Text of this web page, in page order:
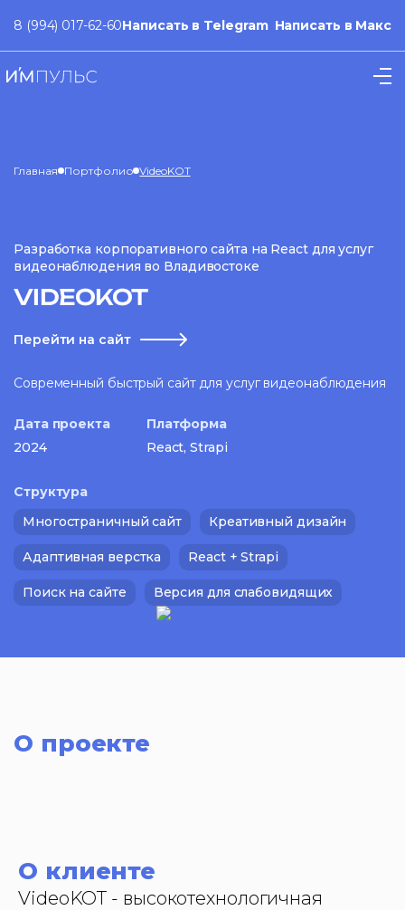
8 (994) 017-62-60Написать в Telegram Написать в Макс
Главная Портфолио VideoKOT
Разработка корпоративного сайта на React для услуг
видеонаблюдения во Владивостоке
VIDEOKOT
Перейти на сайт
Современный быстрый сайт для услуг видеонаблюдения
Дата проекта
2024
Платформа
React, Strapi
Структура
Многостраничный сайт
Креативный дизайн
Адаптивная верстка React + Strapi
Поиск на сайте Версия для слабовидящих
О проекте
О клиенте
VideoKOT - высокотехнологичная